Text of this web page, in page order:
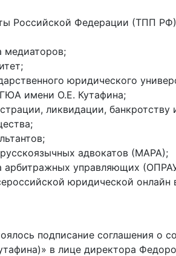
Российской Федерации (ТПП
медиаторов;
юридического
имени О.Е. Кутафина;
ликвидации, банкротству
адвокатов (МАРА);
арбитражных управляющих
юридической онлайн
подписание соглашения о
в лице директора